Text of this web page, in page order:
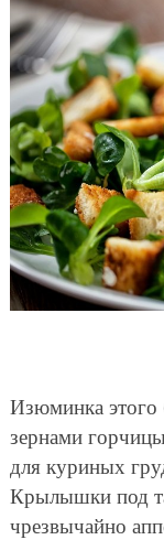
Изюминка этого
зернами
для куриных
Крылышки под
чрезвычайно